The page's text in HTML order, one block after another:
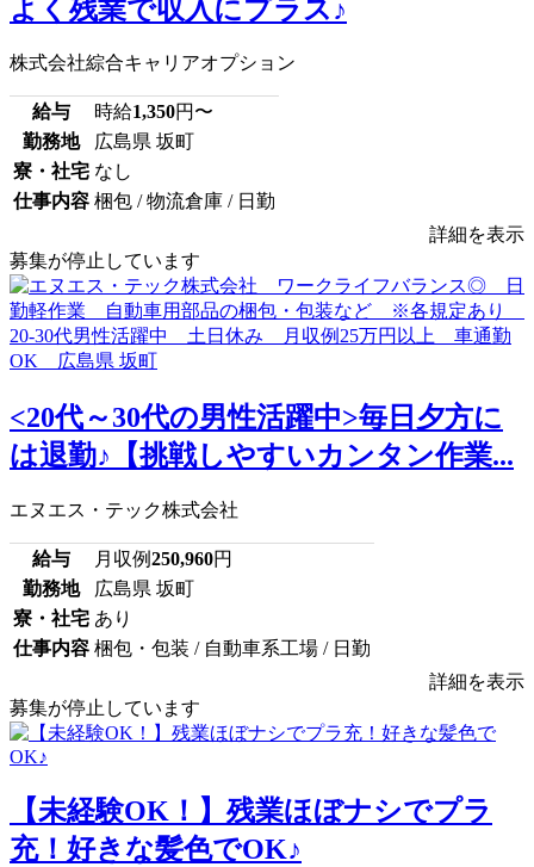
よく残業で収入にプラス♪
株式会社綜合キャリアオプション
給与 時給1,350円〜
勤務地
広島県 坂町
寮・社宅 なし
仕事内容 梱包 / 物流倉庫 / 日勤
詳細を表示
募集が停止しています
<20代～30代の男性活躍中>毎日夕方に
は退勤♪【挑戦しやすいカンタン作業...
エヌエス・テック株式会社
給与 月収例250,960円
勤務地
広島県 坂町
寮・社宅 あり
仕事内容 梱包・包装 / 自動車系工場 / 日勤
詳細を表示
募集が停止しています
【未経験OK！】残業ほぼナシでプラ
充！好きな髪色でOK♪